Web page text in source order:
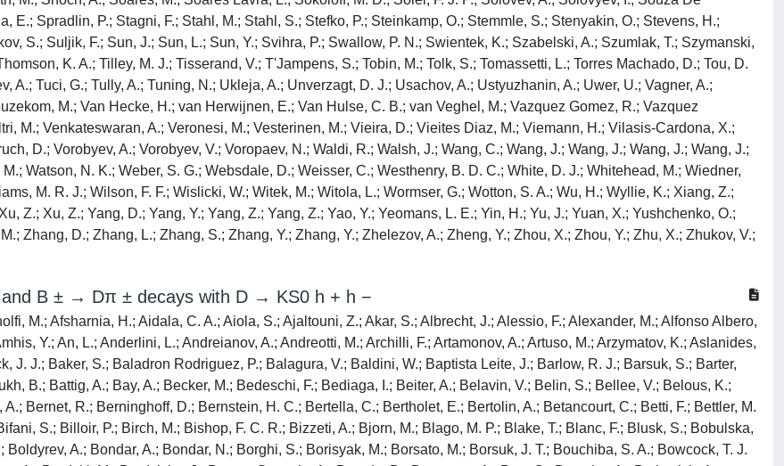
B ± → Dπ ± decays with D → KS0 h + h −
E.; Escher, S.; Eschle, J.; Esen, S.; Evans, T.; Falabella, A.; Fan, J.; Fan, Y.; Fang, B.; Farley, N.; Farry, S.; Fazzini, D.; Fedin, P.; Feo, M.; Fernandez Declara, P.; Fernandez Prieto, A.; Fernandez-tenllado Arribas, J. M.; Ferrari, F.; Ferreira Lopes, L.; Ferreira Rodrigues, F.; Ferreres Sole, S.; Ferrillo, M.; Ferro-Luzzi, M.; Filippov, S.; Fini, R. A.; Fiorini, M.; Firlej, M.; Fischer, K. M.; Fitzpatrick, C.; Fiutowski, T.; Fleuret, F.; Fontana, M.; Fontanelli, F.; Forty, R.; Franco Lima, V.; Franco Sevilla, M.; Frank, M.; Franzoso, E.; Frau, G.; Frei, C.; Friday, D. A.; Fu, J.; Fuehring, Q.; Funk, W.; Gabriel, E.; Gaintseva, T.; Gallas Torreira, A.; Galli, D.; Gallorini, S.; Gambetta, S.; Gan, Y.; Gandelman, M.; Gandini, P.; Gao, Y.; Garau, M.; Garcia Martin, L. M.; Garcia Moreno, P.; Garcia Pardinas, J.; Garcia Plana, B.; Garcia Rosales, F. A.; Garrido, L.; Gascon, D.; Gaspar, C.; Geertsema, R. E.; Gerick, D.; Gerken, L. L.; Gersabeck, E.; Gersabeck, M.; Gershon, T.; Gerstel, D.; Ghez, P.; Gibson, V.; Giovannetti, M.; Gioventu, A.; Gironella Gironell, P.; Giubega, L.; Giugliano, C.; Gizdov, K.; Gkougkousis, E. L.; Gligorov, V. V.; Gobel, C.; Golobardes, E.; Golubkov, D.; Golutvin, A.; Gomes, A.; Gomez Fernandez, S.; Goncalves Abrantes, F.; Goncerz, M.; Gong, G.; Gorbounov, P.; Gorelov, I. V.; Gotti, C.; Govorkova, E.; Grabowski, J. P.; Graciani Diaz, R.; Grammatico, T.; Granado Cardoso, L. A.; Grauges, E.; Graverini, E.; Graziani, G.; Grecu, A.; Greeven, L. M.; Griffith, P.; Grillo, L.; Gromov, S.; Gruber, L.; Gruberg Cazon, B. R.; Gu, C.; Guarise, M.; Gunther, P. A.; Gushchin, E.; Guth, A.; Guz, Y.; Gys, T.; Hadavizadeh, T.; Haefeli, G.; Haen, C.; Haimberger, J.; Haines, S. C.; Halewood-leagas, T.; Hamilton, P. M.; Han, Q.; Han, X.; Hancock, T. H.; Hansmann-Menzemer, S.; Harnew, N.; Harrison, T.; Hasse, C.; Hatch, M.; He, J.; Hecker, M.; Heijhoff, K.; Heinicke, K.; Hennequin, A. M.; Hennessy, K.; Henry, L.; Heuel, J.; Hicheur, A.; Hill, D.; Hilton, M.; Hollitt, S. E.; Hopchev, P. H.; Hu, J.; Hu, J.; Hu, W.; Huang, W.; Huang, X.; Hulsbergen, W.; Hunter, R. J.; Hushchyn, M.; Hutchcroft, D.; Hynds, D.; Ibis, P.; Idzik, M.; Ilin, D.; Ilten, P.; Inglessi, A.; Ishteev, A.; Ivshin, K.; Jacobsson, R.; Jakobsen, S.; Jans, E.; Jashal, B. K.; Jawahery, A.; Jevtic, V.; Jezabek, M.; Jiang, F.; John, M.; Johnson, D.; Jones, C. R.; Jones, T. P.; Jost, B.; Jurik, N.; Kandybei, S.; Kang, Y.; Karacson, M.; Kariuki, J. M.; Kazeev, N.; Kecke, M.; Keizer, F.; Kenzie, M.; Ketel, T.; Khanji, B.; Kharisova, A.; Kholodenko, S.; Kim, K. E.; Kirn, T.; Kirsebom, V. S.; Kitouni, O.; Klaver, S.; Klimaszewski, K.; Koliiev, S.; Kondybayeva, A.; Konoplyannikov, A.; Kopciewicz, P.; Kopecna, R.; Koppenburg, P.; Korolev, M.; Kostiuk, I.; Kot, O.; Kotriakhova, S.; Kravchenko, P.; Kravchuk, L.; Krawczyk, R. D.; Kreps, M.; Kress, F.; Kretzschmar, S.; Krokovny, P.; Krupa, W.; Krzemien, W.; Kucewicz, W.; Kucharczyk, M.; Kudryavtsev, V.; Kuindersma, H. S.; Kunde, G. J.; Kvaratskheliya, T.; Lacarrere, D.; Lafferty, G.; Lai, A.; Lampis, A.; Lancierini, D.; Lane, J. J.; Lane, R.; Lanfranchi, G.; Langenbruch, C.; Langer, J.; Lantwin, O.; Latham, T.; Lazzari, F.; Le Gac, R.; Lee, S. H.; Lefevre, R.; Leflat, A.; Legotin, S.; Leroy, O.; Lesiak, T.; Leverington, B.; Li, H.; Li, L.; Li, P.; Li, X.; Li, Y.; Li, Y.; Li, Z.; Liang, X.; Lin, T.; Lindner, R.; Lisovskyi, V.; Litvinov, R.; Liu, G.; Liu, H.; Liu, S.; Liu, X.; Loi, A.; Lomba Castro, J.; Longstaff, I.; Lopes, J. H.; Loustau, G.; Lovell, G. H.; Lu, Y.; Lucchesi, D.; Luchuk, S.; Lucio Martinez, M.; Lukashenko, V.; Luo, Y.; Lupato, A.; Luppi, E.; Lupton, O.; Lusiani, A.; Lyu, X.; Ma, L.; Maccolini, S.; Machefert, F.; Maciuc, F.; Macko, V.; Mackowiak, P.; Maddrell-Mander, S.; Madejczyk, O.; Madhan Mohan, L. R.; Maev, O.; Maevskiy, A.; Maisuzenko, D.; Majewski, M. W.; Malde, S.; Malecki, B.; Malinin, A.; Maltsev, T.; Malygina, H.; Manca, G.; Mancinelli, G.; Manera Escalero, R.; Manuzzi, D.; Marangotto, D.; Maratas, J.; Marchand, J. F.; Marconi, U.; Mariani, S.; Marin Benito, C.; Marinangeli, M.; Marino, P.; Marks, J.; Marshall, P. J.; Martellotti, G.; Martinazzoli, L.; Martinelli, M.; Martinez Santos, D.; Martinez Vidal, F.; Massafferri, A.; Materok, M.; Matev, R.; Mathad, A.; Mathe, Z.; Matiunin, V.; Matteuzzi, C.; Mattioli, K. R.; Mauri, A.; Maurice, E.; Mauricio, J.; Mazurek, M.; Mccann, M.; Mcconnell, L.; Mcgrath, T. H.; Mcnab, A.; Mcnulty, R.; Mead, J. V.; Meadows, B.; Meaux, C.; Meier, G.; Meinert, N.; Melnychuk, D.; Meloni, S.; Merk, M.; Merli, A.; Meyer Garcia, L.; Mikhasenko, M.; Milanes, D. A.; Millard, E.; Milovanovic, M.; Minard, M. -N.; Minzoni, L.; Mitchell, S. E.; Mitreska, B.; Mitzel, D. S.; Modden, A.; Mohammed, R. A.; Moise, R. D.; Mombacher, T.; Monroy, I. A.; Monteil, S.; Morandin, M.; Morello, G.; Morello, M. J.; Moron, J.; Morris, A. B.; Morris, A. G.; Mountain, R.; Mu, H.; Muheim, F.; Mukherjee, M.; Mulder, M.; Muller, D.; Muller, K.; Murphy, C. H.; Murray, D.; Muzzetto, P.; Naik, P.; Nakada, T.; Nandakumar, R.; Nanut, T.; Nasteva, I.; Needham, M.; Neri, I.; Neri, N.; Neubert, S.; Neufeld, N.; Newcombe, R.; Nguyen, T. D.; Nguyen-Mau, C.; Niel, E. M.; Nieswand, S.; Nikitin, N.; Nolte, N. S.; Nunez, C.; Oblakowska-Mucha, A.; Obraztsov, V.; O'Hanlon, D. P.; Oldeman, R.; Onderwater, C. J. G.; Ossowska, A.; Otalora Goicochea, J. M.; Ovsiannikova, T.; Owen, P.; Oyanguren, A.; Pagare, B.; Pais, P. R.; Pajero, T.; Palano, A.; Palutan, M.; Pan, Y.; Panshin, G.; Papanestis, A.; Pappagallo, M.; Pappalardo, L. L.; Pappenheimer, C.; Parker, W.; Parkes, C.; Parkinson, C. J.; Passalacqua, B.; Passaleva, G.; Pastore, A.; Patel, M.; Patrignani, C.; Pawley, C. J.; Pearce, A.; Pellegrino, A.; Pepe Altarelli, M.; Perazzini, S.; Pereima, D.; Perret, P.; Petridis, K.; Petrolini, A.; Petrov, A.; Petrucci, S.; Petruzzo, M.; Philippov, A.; Pica, L.; Piccini, M.; Pietrzyk, B.; Pietrzyk, G.; Pili, M.; Pinci, D.; Pinzino, J.; Pisani, F.; Piucci, A.; Resmi, P. K.; Placinta, V.; Playfer, S.; Plews, J.; Plo Casasus, M.; Polci, F.; Poli Lener, M.; Poliakova, M.; Poluektov, A.; Polukhina, N.; Polyakov, I.; Polycarpo, E.; Pomery, G. J.; Ponce, S.; Popov, A.; Popov, D.; Popov, S.; Poslavskii, S.; Prasanth, K.; Promberger, L.; Prouve, C.; Pugatch, V.; Puig Navarro, A.; Pullen, H.; Punzi, G.; Qian, W.; Qin, J.; Quagliani, R.; Quintana, B.; Raab, N. V.; Rabadan Trejo, R. I.; Rachwal, B.; Rademacker, J. H.; Rama, M.; Ramos Pernas, M.; Rangel, M. S.; Ratnikov, F.; Raven, G.; R